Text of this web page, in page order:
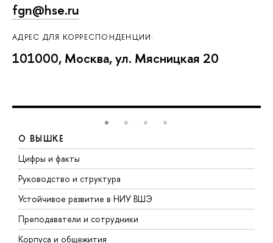
fgn@hse.ru
АДРЕС ДЛЯ КОРРЕСПОНДЕНЦИИ:
101000, Москва, ул. Мясницкая 20
О ВЫШКЕ
Цифры и факты
Руководство и структура
Устойчивое развитие в НИУ ВШЭ
Преподаватели и сотрудники
Корпуса и общежития